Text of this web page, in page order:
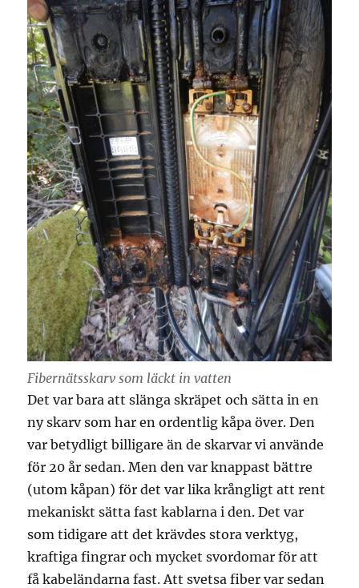
Fibernätsskarv som läckt in vatten
Det var bara att slänga skräpet och sätta in en
ny skarv som har en ordentlig kåpa över. Den
var betydligt billigare än de skarvar vi använde
för 20 år sedan. Men den var knappast bättre
(utom kåpan) för det var lika krångligt att rent
mekaniskt sätta fast kablarna i den. Det var
som tidigare att det krävdes stora verktyg,
kraftiga fingrar och mycket svordomar för att
få kabeländarna fast. Att svetsa fiber var sedan